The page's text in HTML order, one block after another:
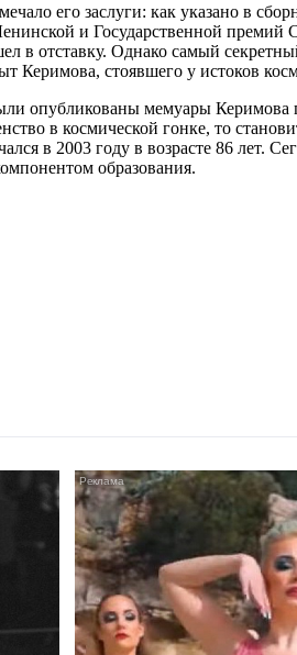
его заслуги: как указано в
и Государственной
в отставку. Однако самый
Керимова, стоявшего у истоков
опубликованы мемуары Керимова
в космической гонке, то
в 2003 году в возрасте 86 лет.
образования.